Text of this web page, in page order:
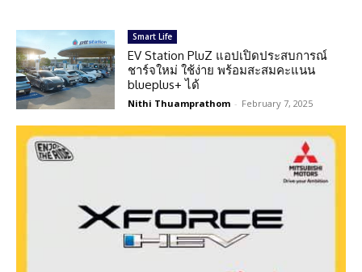
Smart Life
EV Station PluZ แอปเปิดประสบการณ์
ชาร์จใหม่ ใช้ง่าย พร้อมสะสมคะแนน
blueplus+ ได้
Nithi Thuamprathom - February 7, 2025